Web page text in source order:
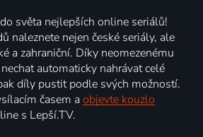
světa nejlepších online seriálů!
naleznete nejen české seriály, ale
a zahraniční. Díky neomezenému
automaticky nahrávat celé
díly pustit podle svých možností.
časem a objevte kouzlo
s Lepší.TV.